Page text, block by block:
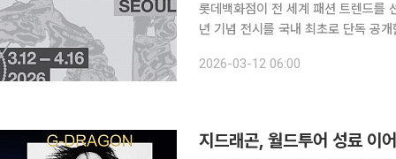
롯데백화점이 전 세계 패션 트렌드를
년 기념 전시를 국내 최초로 단독 공개한다. 12일 롯데백화점에 따르면 이번 전시는
2026-03-12 06:00
지드래곤, 월드투어 성료 이